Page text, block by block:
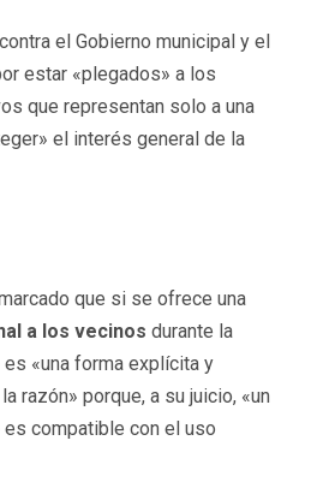
el Gobierno municipal y el
estar «plegados» a los
que representan solo a una
el interés general de la
que si se ofrece una
a los vecinos durante la
«una forma explícita y
razón» porque, a su juicio, «un
compatible con el uso